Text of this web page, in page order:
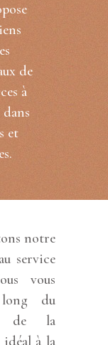
de
à
et
notre
service
vous
long du
de la
idéal à la